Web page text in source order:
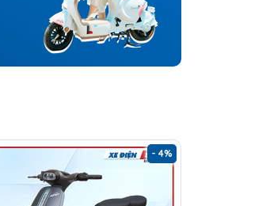
- 4%